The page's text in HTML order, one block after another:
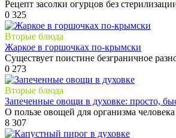
Рецепт засолки огурцов без
0 325
Вторые блюда
Жаркое в горшочках по-крымски
Существует поистине безграничное
0 273
Вторые блюда
Запеченные овощи в духовке: просто,
О пользе овощей для организма
8 307